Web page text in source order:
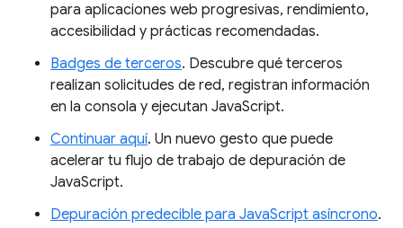
para aplicaciones web progresivas, rendimiento,
accesibilidad y prácticas recomendadas.
Badges de terceros. Descubre qué terceros
realizan solicitudes de red, registran información
en la consola y ejecutan JavaScript.
Continuar aquí. Un nuevo gesto que puede
acelerar tu flujo de trabajo de depuración de
JavaScript.
Depuración predecible para JavaScript asíncrono.